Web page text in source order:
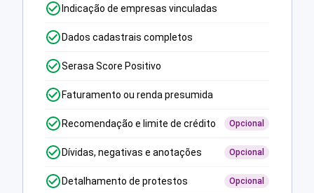
Indicação de empresas vinculadas
Dados cadastrais completos
Serasa Score Positivo
Faturamento ou renda presumida
Recomendação e limite de crédito Opcional
Dívidas, negativas e anotações Opcional
Detalhamento de protestos Opcional